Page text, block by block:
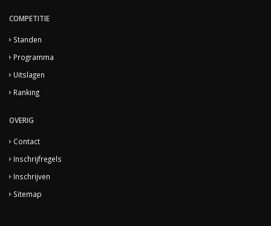
COMPETITIE
Standen
Programma
Uitslagen
Ranking
OVERIG
Contact
Inschrijfregels
Inschrijven
Sitemap